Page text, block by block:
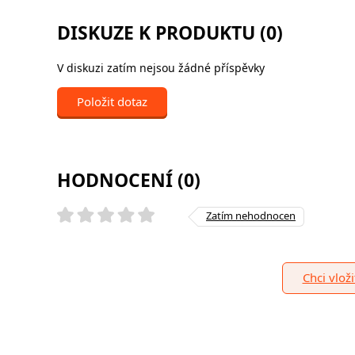
DISKUZE K PRODUKTU (0)
V diskuzi zatím nejsou žádné příspěvky
Položit dotaz
HODNOCENÍ (0)
Zatím nehodnocen
Chci